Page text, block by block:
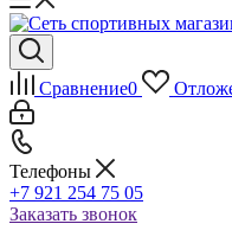
Сравнение0
Телефоны
+7 921 254 75 05
Заказать звонок